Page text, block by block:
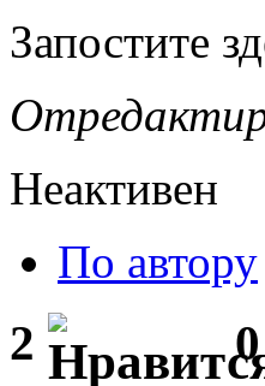
Запостите
Неактивен
По автору
2 0